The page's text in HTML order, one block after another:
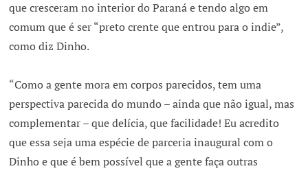
que cresceram no interior do Paraná e tendo algo em
comum que é ser “preto crente que entrou para o indie”,
como diz Dinho.
“Como a gente mora em corpos parecidos, tem uma
perspectiva parecida do mundo – ainda que não igual, mas
complementar – que delícia, que facilidade! Eu acredito
que essa seja uma espécie de parceria inaugural com o
Dinho e que é bem possível que a gente faça outras